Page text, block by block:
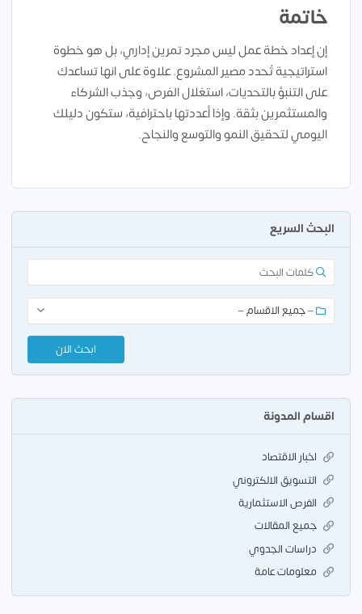
خاتمة
إن إعداد خطة عمل ليس مجرد تمرين إداري، بل هو خطوة
استراتيجية تُحدد مصير المشروع. علاوة على انها تساعدك
على التنبؤ بالتحديات، استغلال الفرص، وجذب الشركاء
والمستثمرين بثقة. وإذا أعددتها باحترافية، ستكون دليلك
اليومي لتحقيق النمو والتوسع والنجاح.
البحث السريع
اقسام المدونة
اخبار الاقتصاد
التسويق الالكتروني
الفرص الاستثمارية
جميع المقالات
دراسات الجدوي
معلومات عامة